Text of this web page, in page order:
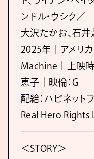
ンドル・ウシク／
大沢たかお、石井
2025年｜アメリ
Machine｜上映時
恵子｜映倫：G
配給：ハピネット
Real Hero Rights
＜STORY＞